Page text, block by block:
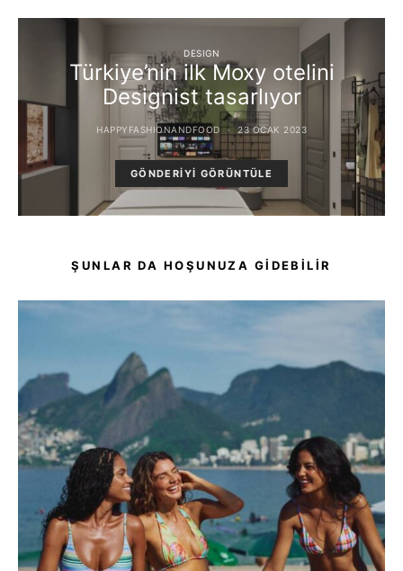
DESIGN
Türkiye’nin ilk Moxy otelini
Designist tasarlıyor
HAPPYFASHIONANDFOOD 23 OCAK 2023
GÖNDERIYI GÖRÜNTÜLE
ŞUNLAR DA HOŞUNUZA GIDEBILIR